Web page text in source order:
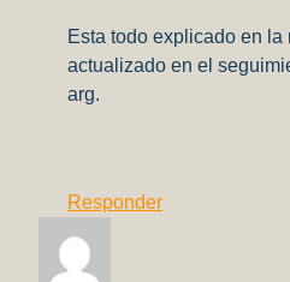
Esta todo explicado en
actualizado en el
arg.
Responder